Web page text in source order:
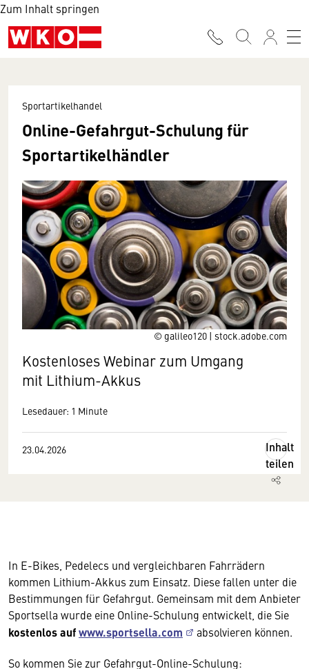
Zum Inhalt springen
© galileo120 | stock.adobe.com
Sportartikelhandel
Online-Gefahrgut-Schulung für
Sportartikelhändler
Kostenloses Webinar zum Umgang
mit Lithium-Akkus
Lesedauer: 1 Minute
23.04.2026
Inhalt
teilen
In E-Bikes, Pedelecs und vergleichbaren Fahrrädern
kommen Lithium-Akkus zum Einsatz. Diese fallen unter die
Bestimmungen für Gefahrgut. Gemeinsam mit dem Anbieter
Sportsella wurde eine Online-Schulung entwickelt, die Sie
kostenlos aufwww.sportsella.com absolvieren können.
So kommen Sie zur Gefahrgut-Online-Schulung: